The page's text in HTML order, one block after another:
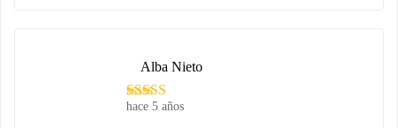
hace 5 años
Alba Nieto